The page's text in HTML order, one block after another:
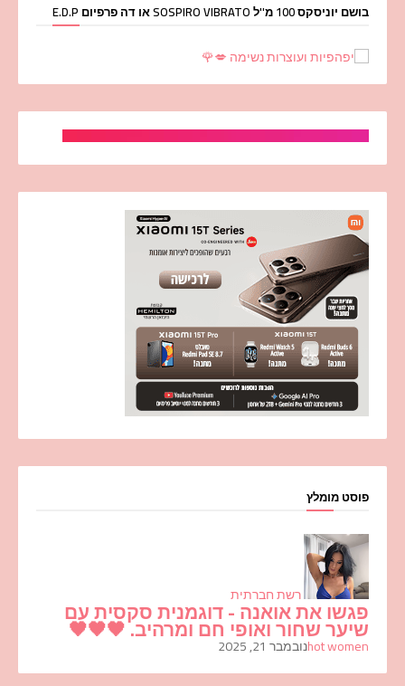
בושם יוניסקס 100 מ''ל SOSPIRO VIBRATO או דה פרפיום E.D.P
פוסט מומלץ
רשת חברתית
פגשו את אואנה - דוגמנית סקסית עם
שיער שחור ואופי חם ומרהיב. 🖤🖤🖤
hot womenנובמבר 21, 2025